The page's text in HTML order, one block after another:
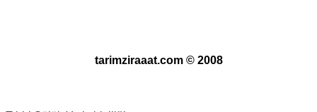
tarimziraaat.com © 2008